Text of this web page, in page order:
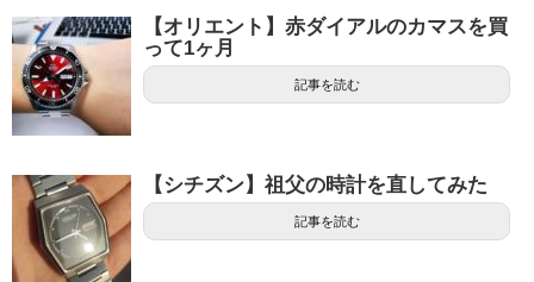
【オリエント】赤ダイアルのカマスを買
って1ヶ月
記事を読む
【シチズン】祖父の時計を直してみた
記事を読む